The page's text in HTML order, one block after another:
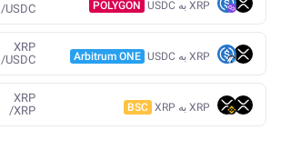
XRP به USDC POLYGON
/USDC
XRP به USDC Arbitrum ONE
XRP
/USDC
XRP به XRP BSC
XRP
/XRP